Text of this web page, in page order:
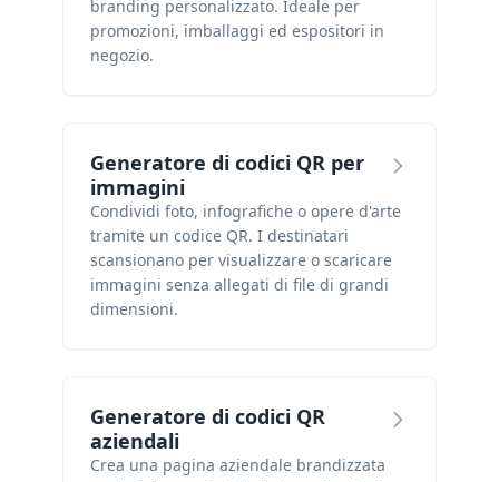
branding personalizzato. Ideale per
promozioni, imballaggi ed espositori in
negozio.
Generatore di codici QR per
immagini
Condividi foto, infografiche o opere d'arte
tramite un codice QR. I destinatari
scansionano per visualizzare o scaricare
immagini senza allegati di file di grandi
dimensioni.
Generatore di codici QR
aziendali
Crea una pagina aziendale brandizzata